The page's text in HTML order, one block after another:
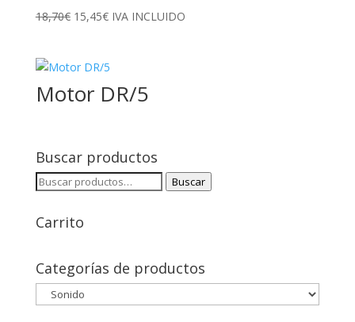
18,70€ El
era:
18,70€.
15,45€El
es:
15,45€.
IVA INCLUIDO
Motor DR/5
Buscar productos
Buscar
Buscar
Carrito
Categorías de productos